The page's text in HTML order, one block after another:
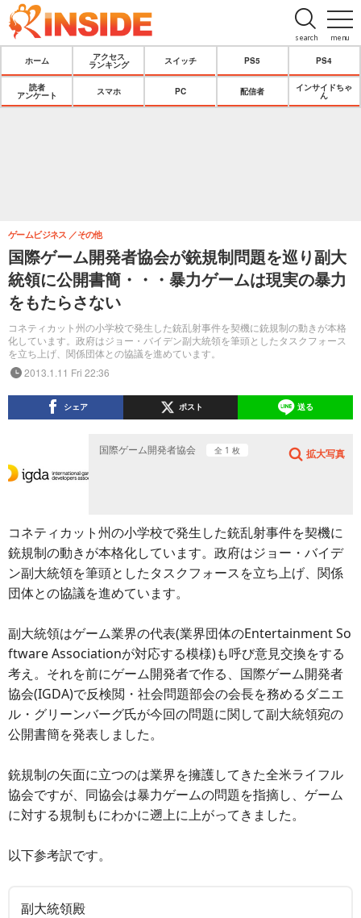
menu
search
ホーム
アクセス
ランキング
スイッチ PS5 PS4
読者
アンケート
スマホ PC 配信者
インサイドちゃ
ん
国際ゲーム開発者協会が銃規制問題を巡り副大
統領に公開書簡・・・暴力ゲームは現実の暴力
をもたらさない
コネティカット州の小学校で発生した銃乱射事件を契機に銃規制の動きが本格
化しています。政府はジョー・バイデン副大統領を筆頭としたタスクフォース
を立ち上げ、関係団体との協議を進めています。
ゲームビジネス その他
2013.1.11 Fri 22:36
シェア ポスト 送る
国際ゲーム開発者協会 全 1 枚 拡大写真
コネティカット州の小学校で発生した銃乱射事件を契機に
銃規制の動きが本格化しています。政府はジョー・バイデ
ン副大統領を筆頭としたタスクフォースを立ち上げ、関係
団体との協議を進めています。
副大統領はゲーム業界の代表(業界団体のEntertainment So
ftware Associationが対応する模様)も呼び意見交換をする
考え。それを前にゲーム開発者で作る、国際ゲーム開発者
協会(IGDA)で反検閲・社会問題部会の会長を務めるダニエ
ル・グリーンバーグ氏が今回の問題に関して副大統領宛の
公開書簡を発表しました。
銃規制の矢面に立つのは業界を擁護してきた全米ライフル
協会ですが、同協会は暴力ゲームの問題を指摘し、ゲーム
に対する規制もにわかに遡上に上がってきました。
以下参考訳です。
副大統領殿